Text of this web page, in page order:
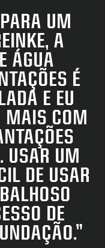
UM
A
ÁGUA
É
E EU
MAIS COM
USAR UM
DE USAR
DE